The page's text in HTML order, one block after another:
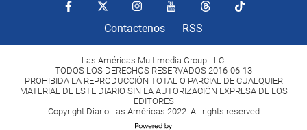
Contactenos RSS
Las Américas Multimedia Group LLC.
TODOS LOS DERECHOS RESERVADOS 2016-06-13
PROHIBIDA LA REPRODUCCIÓN TOTAL O PARCIAL DE CUALQUIER
MATERIAL DE ESTE DIARIO SIN LA AUTORIZACIÓN EXPRESA DE LOS
EDITORES
Copyright Diario Las Américas 2022. All rights reserved